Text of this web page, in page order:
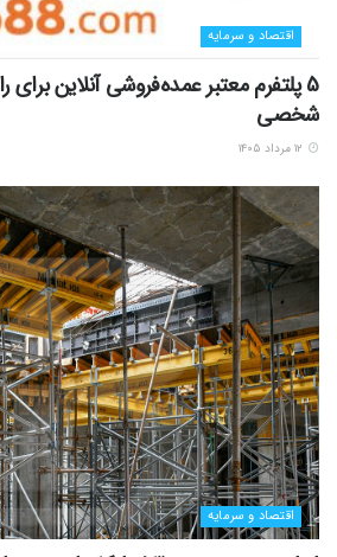
اقتصاد و سرمایه
5 پلتفرم معتبر عمده‌فروشی آنلاین
شخصی
اقتصاد و سرمایه